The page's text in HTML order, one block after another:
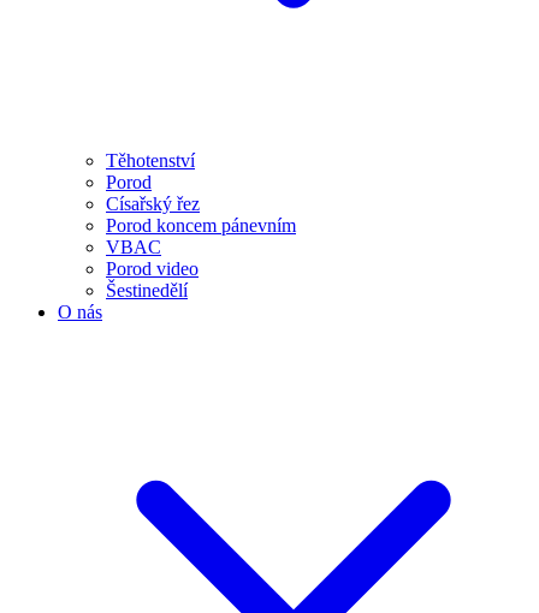
Těhotenství
Porod
Císařský řez
Porod koncem pánevním
VBAC
Porod video
Šestinedělí
O nás